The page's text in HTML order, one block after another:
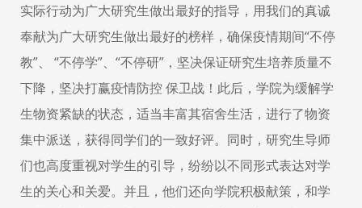
实际行动为广大研究生做出最好的指导，用我们的真诚
奉献为广大研究生做出最好的榜样，确保疫情期间“不停
教”、 “不停学”、“不停研”，坚决保证研究生培养质量不
下降，坚决打赢疫情防控 保卫战！此后，学院为缓解学
生物资紧缺的状态，适当丰富其宿舍生活，进行了物资
集中派送，获得同学们的一致好评。同时，研究生导师
们也高度重视对学生的引导，纷纷以不同形式表达对学
生的关心和关爱。并且，他们还向学院积极献策，和学